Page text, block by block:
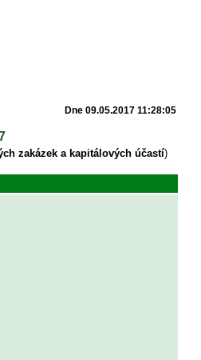
Dne 09.05.2017 11:28:05
zakázek a kapitálových účastí)